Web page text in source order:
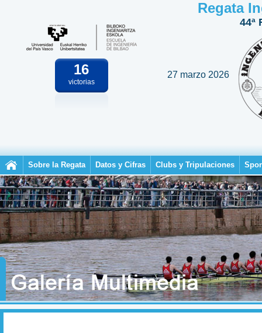
16
victorias
Regata
44ª
27 marzo 2026
Sobre la Regata Datos y Cifras Clubs y Tripulaciones